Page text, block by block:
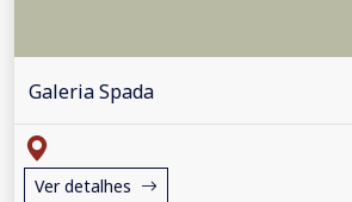
Galeria Spada
Ver detalhes